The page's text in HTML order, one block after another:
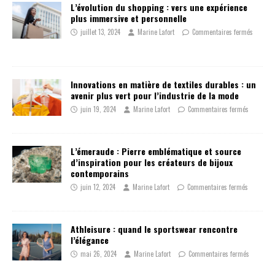
L’évolution du shopping : vers une expérience
plus immersive et personnelle
juillet 13, 2024 Marine Lafort Commentaires fermés
Innovations en matière de textiles durables : un
avenir plus vert pour l’industrie de la mode
juin 19, 2024 Marine Lafort Commentaires fermés
L’émeraude : Pierre emblématique et source
d’inspiration pour les créateurs de bijoux
contemporains
juin 12, 2024 Marine Lafort Commentaires fermés
Athleisure : quand le sportswear rencontre
l’élégance
mai 26, 2024 Marine Lafort Commentaires fermés